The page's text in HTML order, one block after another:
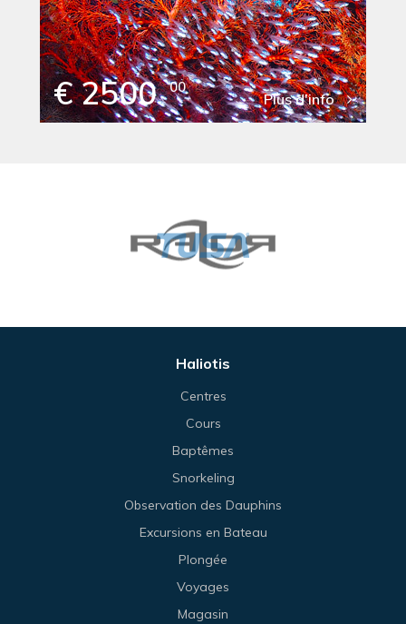
€ 2500 00
Plus d'info
Haliotis
Centres
Cours
Baptêmes
Snorkeling
Observation des Dauphins
Excursions en Bateau
Plongée
Voyages
Magasin